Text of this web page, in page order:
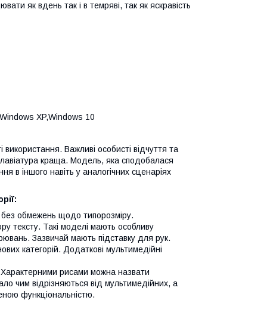
як вдень так і в темряві, так як яскравість
XP,Windows 10
Важливі особисті відчуття та
краща. Модель, яка сподобалася
в іншого навіть у аналогічних сценаріях
обмежень щодо типорозміру.
тексту. Такі моделі мають особливу
Зазвичай мають підставку для рук.
категорій. Додаткові мультимедійні
Характерними рисами можна назвати
чим відрізняються від мультимедійних, а
функціональністю.